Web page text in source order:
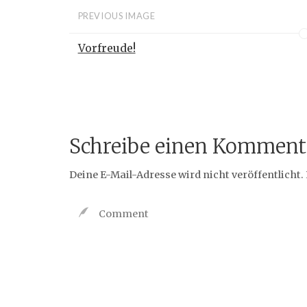
PREVIOUS IMAGE
Vorfreude!
Schreibe einen
Deine E-Mail-Adresse wird nicht veröffentlicht.